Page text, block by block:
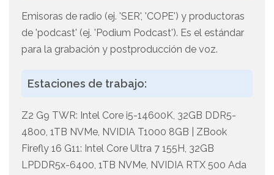
Emisoras de radio (ej. 'SER', 'COPE') y productoras
de 'podcast' (ej. 'Podium Podcast'). Es el estándar
para la grabación y postproducción de voz.
Estaciones de trabajo:
Z2 G9 TWR: Intel Core i5-14600K, 32GB DDR5-
4800, 1TB NVMe, NVIDIA T1000 8GB | ZBook
Firefly 16 G11: Intel Core Ultra 7 155H, 32GB
LPDDR5x-6400, 1TB NVMe, NVIDIA RTX 500 Ada